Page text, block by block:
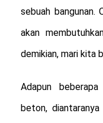
sebuah bangunan.
akan
demikian, mari kita
Adapun
beton,